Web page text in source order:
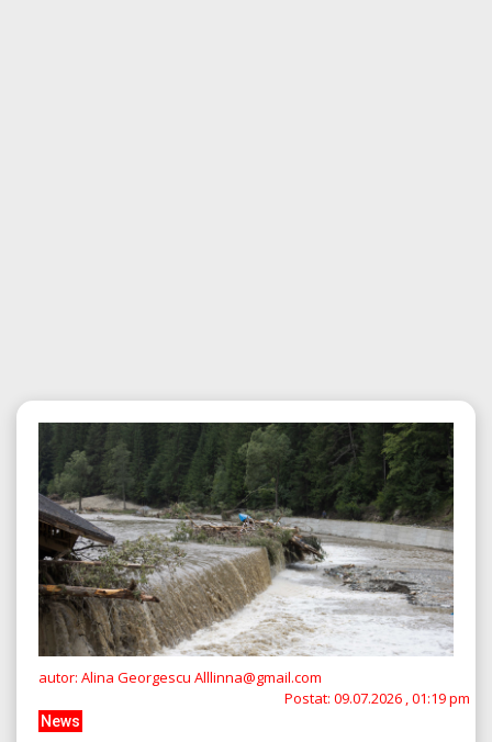
autor: Alina Georgescu Alllinna@gmail.com
Postat: 09.07.2026 , 01:19 pm
News